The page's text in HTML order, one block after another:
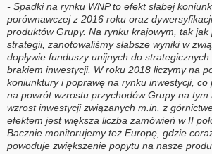
- Spadki na rynku WNP to efekt słabej
porównawczej z 2016 roku oraz
produktów Grupy. Na rynku krajowym, tak jak
strategii, zanotowaliśmy słabsze wyniki w
dopływie funduszy unijnych do
brakiem inwestycji. W roku 2018 liczymy na
koniunktury i poprawę na rynku inwestycji, co
na powrót wzrostu przychodów Grupy na
wzrost inwestycji związanych m.in. z
efektem jest większa liczba zamówień w II
Bacznie monitorujemy też Europę, gdzie
powoduje zwiększenie popytu na nasze